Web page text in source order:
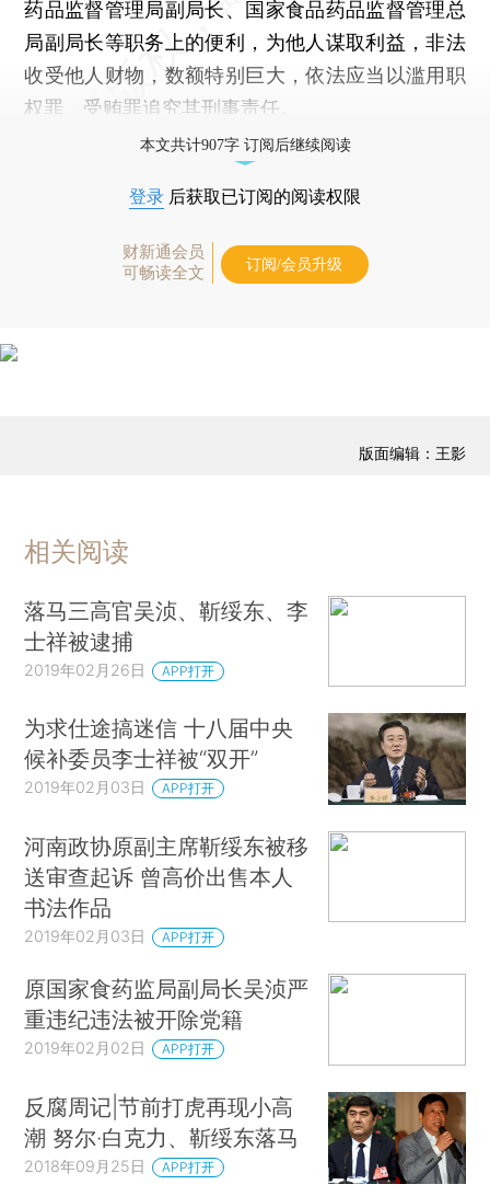
药品监督管理局副局长、国家食品药品监督管理总
局副局长等职务上的便利，为他人谋取利益，非法
收受他人财物，数额特别巨大，依法应当以滥用职
权罪、受贿罪追究其刑事责任。
本文共计907字 订阅后继续阅读
登录 后获取已订阅的阅读权限
财新通会员
可畅读全文
订阅/会员升级
版面编辑：王影
相关阅读
落马三高官吴浈、靳绥东、李
士祥被逮捕
2019年02月26日 APP打开
为求仕途搞迷信 十八届中央
候补委员李士祥被“双开”
2019年02月03日 APP打开
河南政协原副主席靳绥东被移
送审查起诉 曾高价出售本人
书法作品
2019年02月03日 APP打开
原国家食药监局副局长吴浈严
重违纪违法被开除党籍
2019年02月02日 APP打开
反腐周记|节前打虎再现小高
潮 努尔·白克力、靳绥东落马
2018年09月25日 APP打开